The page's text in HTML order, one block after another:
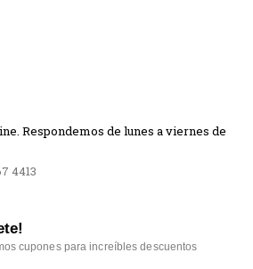
Respondemos de lunes a viernes de
4413
cupones para increíbles descuentos